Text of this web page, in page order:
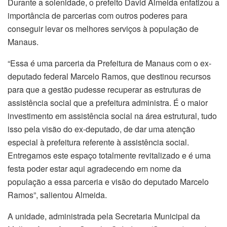
importância de parcerias com outros poderes para
conseguir levar os melhores serviços à população de
Manaus.
“Essa é uma parceria da Prefeitura de Manaus com o ex-
deputado federal Marcelo Ramos, que destinou recursos
para que a gestão pudesse recuperar as estruturas de
assistência social que a prefeitura administra. É o maior
investimento em assistência social na área estrutural, tudo
isso pela visão do ex-deputado, de dar uma atenção
especial à prefeitura referente à assistência social.
Entregamos este espaço totalmente revitalizado e é uma
festa poder estar aqui agradecendo em nome da
população a essa parceria e visão do deputado Marcelo
Ramos”, salientou Almeida.
A unidade, administrada pela Secretaria Municipal da